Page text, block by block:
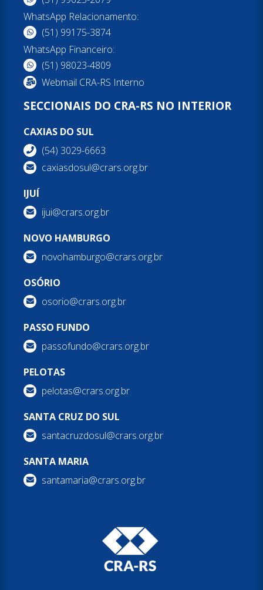
WhatsApp Relacionamento:
(51) 99175-3874
WhatsApp Financeiro:
(51) 98023-4809
Webmail CRA-RS Interno
SECCIONAIS DO CRA-RS NO INTERIOR
CAXIAS DO SUL
(54) 3029-6663
caxiasdosul@crars.org.br
IJUÍ
ijui@crars.org.br
NOVO HAMBURGO
novohamburgo@crars.org.br
OSÓRIO
osorio@crars.org.br
PASSO FUNDO
passofundo@crars.org.br
PELOTAS
pelotas@crars.org.br
SANTA CRUZ DO SUL
santacruzdosul@crars.org.br
SANTA MARIA
santamaria@crars.org.br